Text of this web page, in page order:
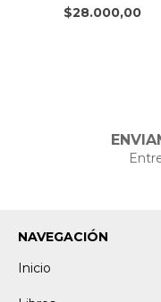
$28.000,00
NAVEGACIÓN
Inicio